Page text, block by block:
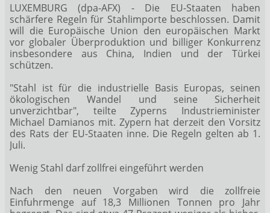
LUXEMBURG (dpa-AFX) - Die EU-Staaten haben
schärfere Regeln für Stahlimporte beschlossen. Damit
will die Europäische Union den europäischen Markt
vor globaler Überproduktion und billiger Konkurrenz
insbesondere aus China, Indien und der Türkei
schützen.
"Stahl ist für die industrielle Basis Europas, seinen
ökologischen Wandel und seine Sicherheit
unverzichtbar", teilte Zyperns Industrieminister
Michael Damianos mit. Zypern hat derzeit den Vorsitz
des Rats der EU-Staaten inne. Die Regeln gelten ab 1.
Juli.
Wenig Stahl darf zollfrei eingeführt werden
Nach den neuen Vorgaben wird die zollfreie
Einfuhrmenge auf 18,3 Millionen Tonnen pro Jahr